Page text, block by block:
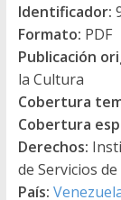
Identificador:
Formato: PDF
Publicación
la Cultura
Cobertura
Cobertura
Derechos:
de Servicios
País: